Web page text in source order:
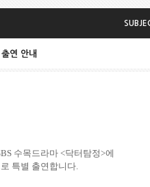
출연 안내
수목드라마 <닥터탐정>에
특별 출연합니다.